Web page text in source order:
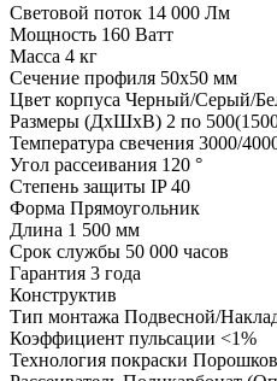
Световой поток 14 000 Лм
Мощность 160 Ватт
Масса 4 кг
Сечение профиля 50х50 мм
Цвет корпуса Черный/Серый/
Размеры (ДхШхВ) 2 по
Температура свечения 3000/
Угол рассеивания 120 °
Степень защиты IP 40
Форма Прямоугольник
Длина 1 500 мм
Срок службы 50 000 часов
Гарантия 3 года
Конструктив
Тип монтажа Подвесной/
Коэффициент пульсации <1%
Технология покраски